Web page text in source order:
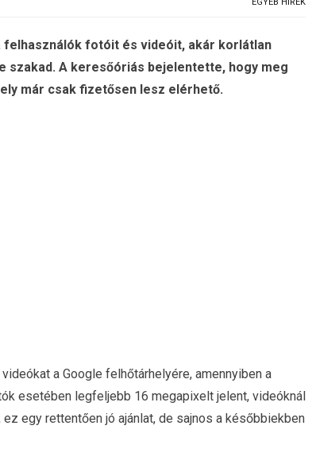
felhasználók fotóit és videóit, akár korlátlan
szakad. A keresőóriás bejelentette, hogy meg
már csak fizetősen lesz elérhető.
a Google felhőtárhelyére, amennyiben a
esetében legfeljebb 16 megapixelt jelent, videóknál
egy rettentően jó ajánlat, de sajnos a későbbiekben